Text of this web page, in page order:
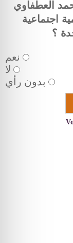
العطفاوي
اجتماعية
؟
نعم
لا
بدون رأي